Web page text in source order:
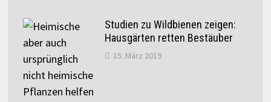
Studien zu Wildbienen zeigen:
Hausgärten retten Bestäuber
15. März 2019